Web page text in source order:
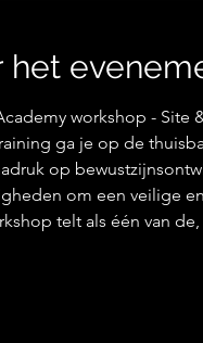
het
workshop - Site
ga je op de
op
om een veilige
telt als één van